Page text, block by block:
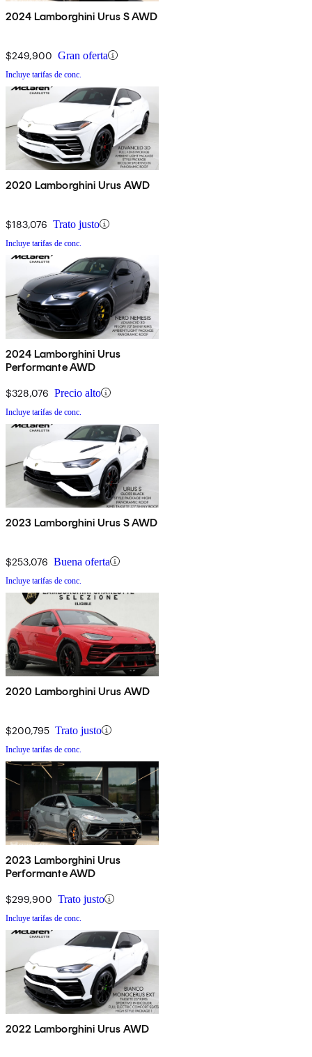
2024 Lamborghini Urus S AWD
$249,900 Gran oferta
Incluye tarifas de conc.
2020 Lamborghini Urus AWD
$183,076 Trato justo
Incluye tarifas de conc.
2024 Lamborghini Urus
Performante AWD
$328,076 Precio alto
Incluye tarifas de conc.
2023 Lamborghini Urus S AWD
$253,076 Buena oferta
Incluye tarifas de conc.
2020 Lamborghini Urus AWD
$200,795 Trato justo
Incluye tarifas de conc.
2023 Lamborghini Urus
Performante AWD
$299,900 Trato justo
Incluye tarifas de conc.
2022 Lamborghini Urus AWD